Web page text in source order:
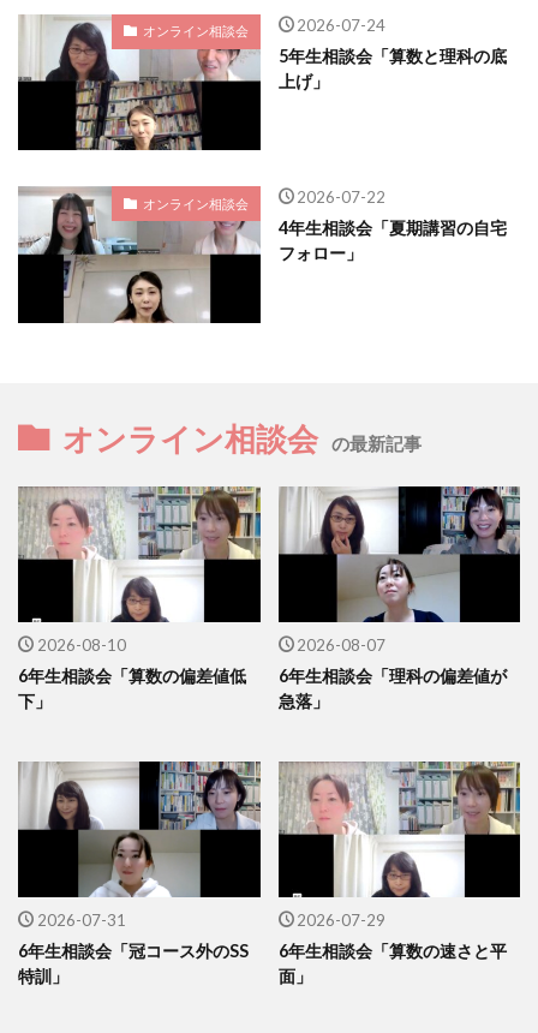
オンライン相談会 2026-07-24
5年生相談会「算数と理科の底
上げ」
オンライン相談会 2026-07-22
4年生相談会「夏期講習の自宅
フォロー」
オンライン相談会 の最新記事
2026-08-10
6年生相談会「算数の偏差値低
下」
2026-08-07
6年生相談会「理科の偏差値が
急落」
2026-07-31
6年生相談会「冠コース外のSS
特訓」
2026-07-29
6年生相談会「算数の速さと平
面」